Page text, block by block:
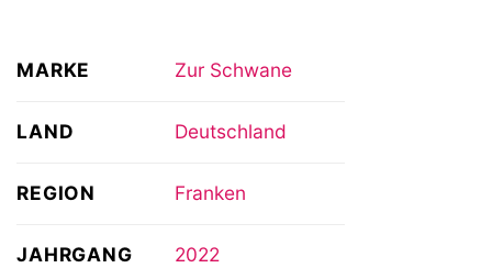
MARKE Zur Schwane
LAND Deutschland
REGION Franken
JAHRGANG 2022